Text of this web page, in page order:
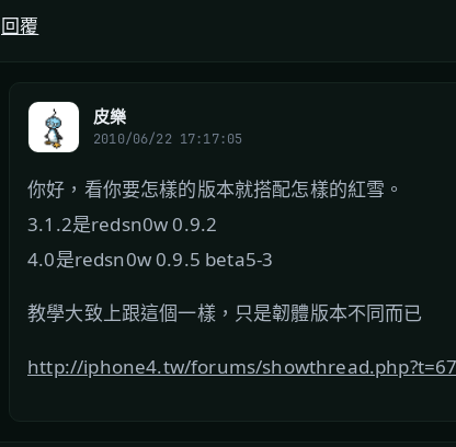
回覆
皮樂
2010/06/22 17:17:05
你好，看你要怎樣的版本就搭配怎樣的紅雪。
3.1.2是redsn0w 0.9.2
4.0是redsn0w 0.9.5 beta5-3
教學大致上跟這個一樣，只是韌體版本不同而已
http://iphone4.tw/forums/